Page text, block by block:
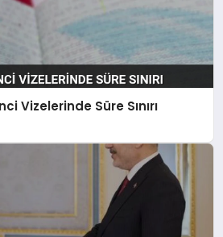
Vizelerinde Süre Sınırı